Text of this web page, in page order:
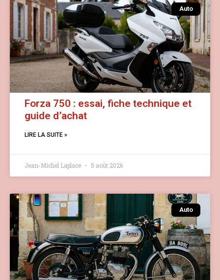
Auto
Forza 750 : essai, fiche technique et
guide d’achat
LIRE LA SUITE »
Jean-Michel Laplace 5 août 2026
Auto